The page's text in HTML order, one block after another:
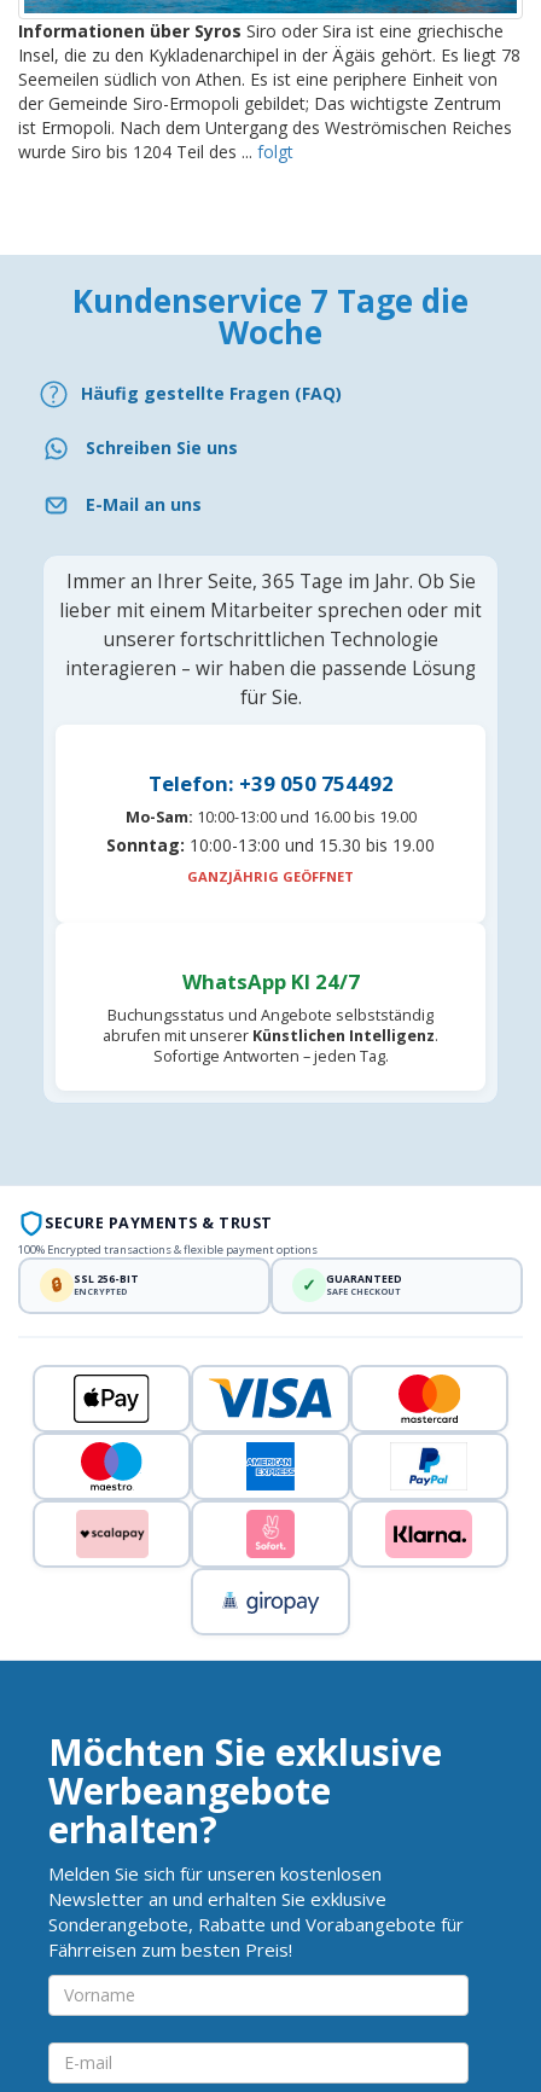
Informationen über Syros Siro oder Sira ist eine griechische
Insel, die zu den Kykladenarchipel in der Ägäis gehört. Es liegt 78
Seemeilen südlich von Athen. Es ist eine periphere Einheit von
der Gemeinde Siro-Ermopoli gebildet; Das wichtigste Zentrum
ist Ermopoli. Nach dem Untergang des Weströmischen Reiches
wurde Siro bis 1204 Teil des ... folgt
Kundenservice 7 Tage die
Woche
Häufig gestellte Fragen (FAQ)
Schreiben Sie uns
E-Mail an uns
Immer an Ihrer Seite, 365 Tage im Jahr. Ob Sie
lieber mit einem Mitarbeiter sprechen oder mit
unserer fortschrittlichen Technologie
interagieren – wir haben die passende Lösung
für Sie.
Telefon: +39 050 754492
Mo-Sam: 10:00-13:00 und 16.00 bis 19.00
Sonntag: 10:00-13:00 und 15.30 bis 19.00
GANZJÄHRIG GEÖFFNET
WhatsApp KI 24/7
Buchungsstatus und Angebote selbstständig
abrufen mit unserer Künstlichen Intelligenz.
Sofortige Antworten – jeden Tag.
SECURE PAYMENTS & TRUST
100% Encrypted transactions & flexible payment options
🔒 SSL 256-BIT
ENCRYPTED ✓ GUARANTEED
SAFE CHECKOUT
Möchten Sie exklusive
Werbeangebote
erhalten?
Melden Sie sich für unseren kostenlosen
Newsletter an und erhalten Sie exklusive
Sonderangebote, Rabatte und Vorabangebote für
Fährreisen zum besten Preis!